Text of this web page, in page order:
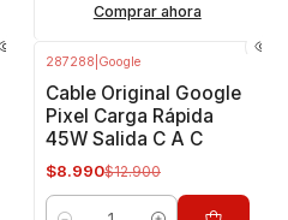
Comprar ahora
287288 Google
Cable Original Google
Pixel Carga Rápida
45W Salida C A C
$8.990$12.900